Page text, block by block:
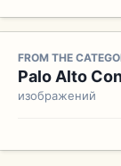
FROM THE
Palo Alto
изображений